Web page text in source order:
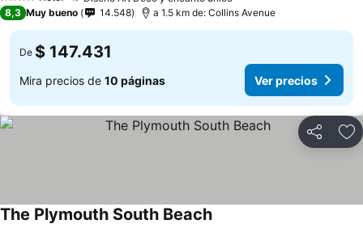
4 Estrellas
8,3 Muy bueno 14.548 a 1.5 km de: Collins Avenue
De $ 147.431
Mira precios de 10 páginas Ver precios
Compartir
The Plymouth South Beach